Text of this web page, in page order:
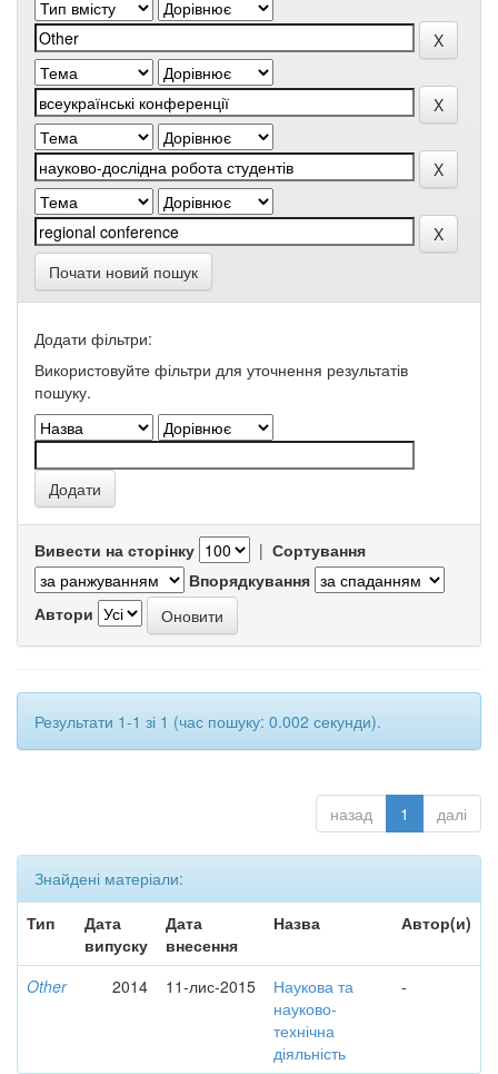
Почати новий пошук
Додати фільтри:
Використовуйте фільтри для уточнення результатів
пошуку.
Вивести на сторінку | Сортування
Впорядкування
Автори
Результати 1-1 зі 1 (час пошуку: 0.002 секунди).
назад 1 далі
Знайдені матеріали:
Тип
Дата
випуску
Дата
внесення
Назва Автор(и)
Other 2014 11-лис-2015
Наукова та
науково-
технічна
діяльність
-